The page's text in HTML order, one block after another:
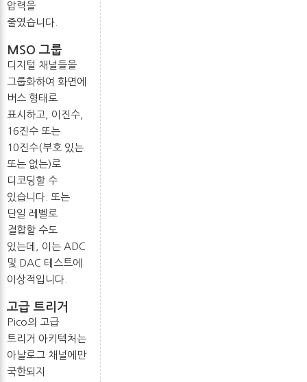
압력을
줄였습니다.
MSO 그룹
디지털 채널들을
그룹화하여 화면에
버스 형태로
표시하고, 이진수,
16진수 또는
10진수(부호 있는
또는 없는)로
디코딩할 수
있습니다. 또는
단일 레벨로
결합할 수도
있는데, 이는 ADC
및 DAC 테스트에
이상적입니다.
고급 트리거
Pico의 고급
트리거 아키텍처는
아날로그 채널에만
국한되지